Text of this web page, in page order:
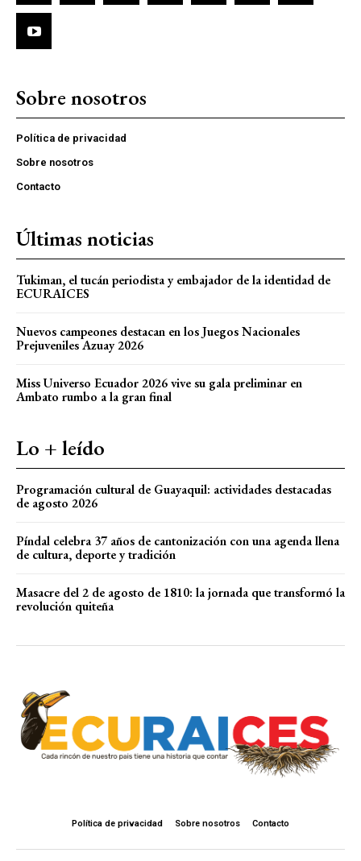
Sobre nosotros
Política de privacidad
Sobre nosotros
Contacto
Últimas noticias
Tukiman, el tucán periodista y embajador de la identidad de
ECURAICES
Nuevos campeones destacan en los Juegos Nacionales
Prejuveniles Azuay 2026
Miss Universo Ecuador 2026 vive su gala preliminar en
Ambato rumbo a la gran final
Lo + leído
Programación cultural de Guayaquil: actividades destacadas
de agosto 2026
Píndal celebra 37 años de cantonización con una agenda llena
de cultura, deporte y tradición
Masacre del 2 de agosto de 1810: la jornada que transformó la
revolución quiteña
Política de privacidad Sobre nosotros Contacto